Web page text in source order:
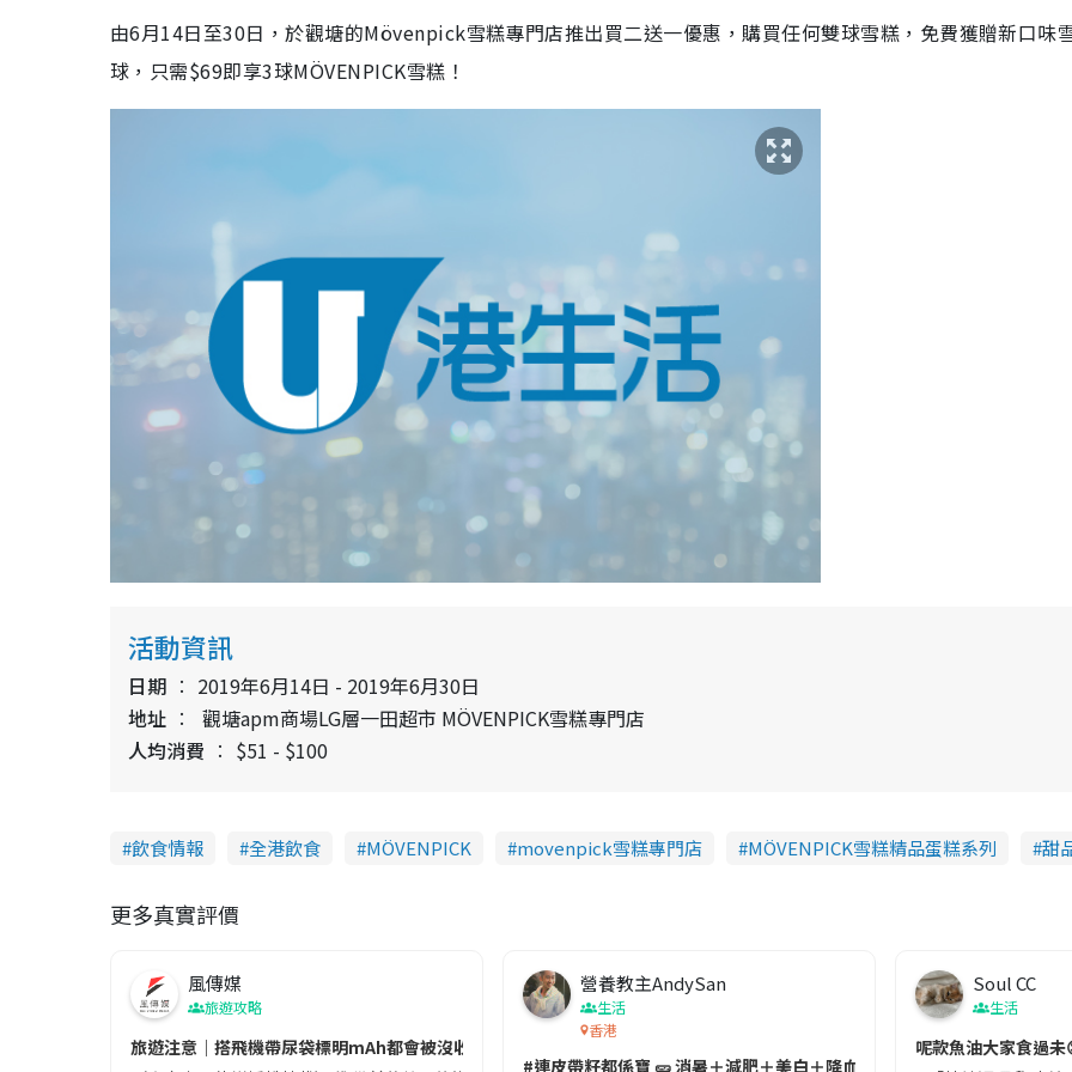
由6月14日至30日，於觀塘的Mövenpick雪糕專門店推出買二送一優惠，購買任何雙球雪糕，免費獲贈新口味
球，只需$69即享3球MÖVENPICK雪糕！
活動資訊
日期
2019年6月14日 - 2019年6月30日
地址
觀塘apm商場LG層一田超市 MÖVENPICK雪糕專門店
人均消費
$51 - $100
飲食情報 全港飲食 MÖVENPICK movenpick雪糕專門店 MÖVENPICK雪糕精品蛋糕系列 甜
更多真實評價
風傳媒
旅遊攻略
旅遊注意｜搭飛機帶尿袋標明mAh都會被沒收😱出發前切記檢查「1標示」🚨
營養教主AndySan
生活
香港
#連皮帶籽都係寶 🥒 消暑＋減肥＋美白＋降血脂
Soul CC
生活
呢款魚油大家食過未